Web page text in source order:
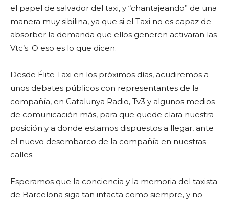
el papel de salvador del taxi, y “chantajeando” de una
manera muy sibilina, ya que si el Taxi no es capaz de
absorber la demanda que ellos generen activaran las
Vtc’s. O eso es lo que dicen.
Desde Élite Taxi en los próximos días, acudiremos a
unos debates públicos con representantes de la
compañía, en Catalunya Radio, Tv3 y algunos medios
de comunicación más, para que quede clara nuestra
posición y a donde estamos dispuestos a llegar, ante
el nuevo desembarco de la compañía en nuestras
calles.
Esperamos que la conciencia y la memoria del taxista
de Barcelona siga tan intacta como siempre, y no